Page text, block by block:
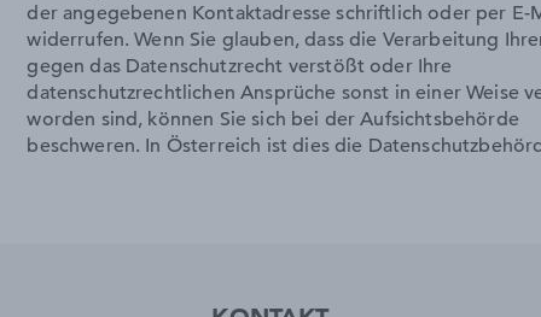
der angegebenen Kontaktadresse schriftlich oder per E-
widerrufen. Wenn Sie glauben, dass die Verarbeitung
gegen das Datenschutzrecht verstößt oder Ihre
datenschutzrechtlichen Ansprüche sonst in einer Weise
worden sind, können Sie sich bei der Aufsichtsbehörde
beschweren. In Österreich ist dies die